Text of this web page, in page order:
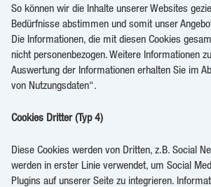
So können wir die Inhalte unserer Websites
Bedürfnisse abstimmen und somit unser
Die Informationen, die mit diesen Cookies
nicht personenbezogen. Weitere Informationen
Auswertung der Informationen erhalten Sie im
von Nutzungsdaten“.
Cookies Dritter (Typ 4)
Diese Cookies werden von Dritten, z.B. Social
werden in erster Linie verwendet, um Social
Plugins auf unserer Seite zu integrieren.